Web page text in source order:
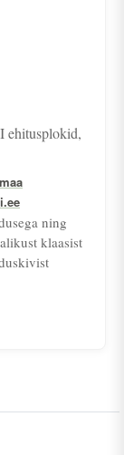
ehitusplokid,
ning
klaasist